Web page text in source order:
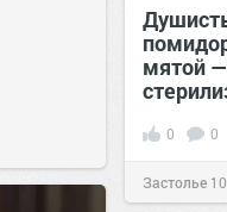
мятой
0 0
Застолье